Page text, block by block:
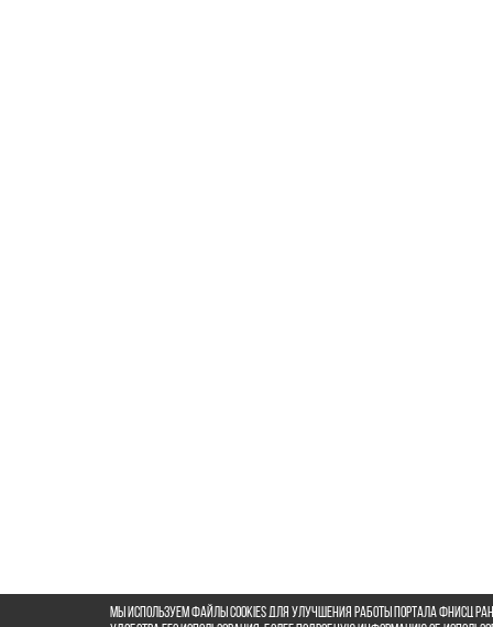
Мы используем файлы cookies для улучшения работы портала ФНИСЦ